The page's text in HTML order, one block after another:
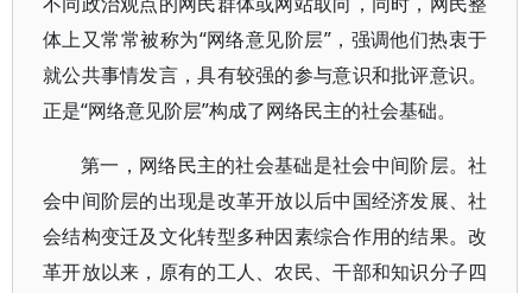
体上又常常被称为“网络意见阶层”，强调他们热衷于
就公共事情发言，具有较强的参与意识和批评意识。
正是“网络意见阶层”构成了网络民主的社会基础。
第一，网络民主的社会基础是社会中间阶层。社
会中间阶层的出现是改革开放以后中国经济发展、社
会结构变迁及文化转型多种因素综合作用的结果。改
革开放以来，原有的工人、农民、干部和知识分子四